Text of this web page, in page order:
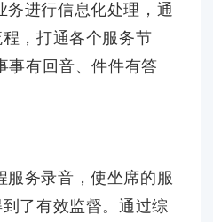
务进行信息化处理，通
，打通各个服务节
事有回音、件件有答
服务录音，使坐席的服
了有效监督。通过综